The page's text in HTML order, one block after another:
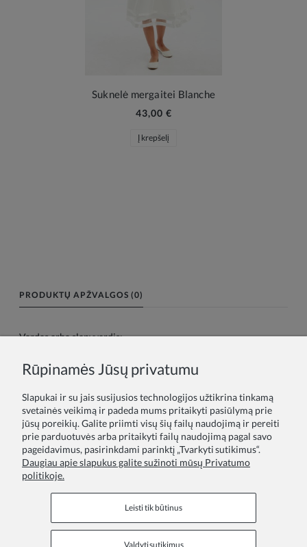
Suknelė mergaitei Blanche
43,00 €
Į krepšelį
PRODUKTŲ APŽVALGOS (0)
Vardas arba slapyvardis:
Rūpinamės Jūsų privatumu
Slapukai ir su jais susijusios technologijos užtikrina tinkamą
svetainės veikimą ir padeda mums pritaikyti pasiūlymą prie
jūsų poreikių. Galite priimti visų šių failų naudojimą ir pereiti
prie parduotuvės arba pritaikyti failų naudojimą pagal savo
pageidavimus, pasirinkdami parinktį „Tvarkyti sutikimus“.
Daugiau apie slapukus galite sužinoti mūsų Privatumo
politikoje.
Leisti tik būtinus
Valdyti sutikimus